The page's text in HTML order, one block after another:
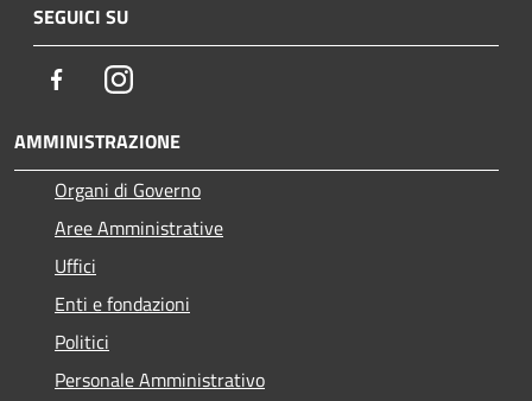
SEGUICI SU
FacebookInstagram
AMMINISTRAZIONE
Organi di Governo
Aree Amministrative
Uffici
Enti e fondazioni
Politici
Personale Amministrativo